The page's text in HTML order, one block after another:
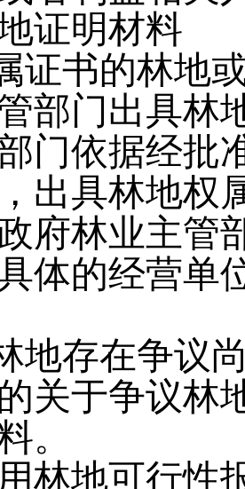
证明材料
证书的林地
部门出具林
门依据经批
出具林地权
府林业主管
体的经营单
地存在争议
关于争议林
。
用林地可行